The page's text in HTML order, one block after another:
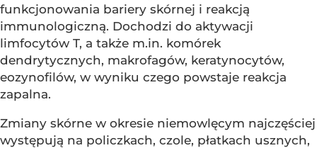
funkcjonowania bariery skórnej i reakcją
immunologiczną. Dochodzi do aktywacji
limfocytów T, a także m.in. komórek
dendrytycznych, makrofagów, keratynocytów,
eozynofilów, w wyniku czego powstaje reakcja
zapalna.
Zmiany skórne w okresie niemowlęcym najczęściej
występują na policzkach, czole, płatkach usznych,